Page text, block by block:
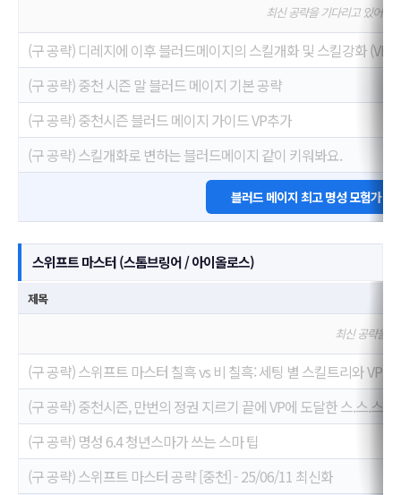
최신 공략을 기다리고 있어요
(구 공략) 디레지에 이후 블러드메이지의 스킬개화 및 스킬강화 (VP)
(구 공략) 중천 시즌 말 블러드 메이지 기본 공략
(구 공략) 중천시즌 블러드 메이지 가이드 VP추가
(구 공략) 스킬개화로 변하는 블러드메이지 같이 키워봐요.
블러드 메이지 최고 명성 모험가 보
스위프트 마스터 (스톰브링어 / 아이올로스)
제목
최신 공략을
(구 공략) 스위프트 마스터 칠흑 vs 비 칠흑: 세팅 별 스킬트리와 VP
(구 공략) 중천시즌, 만번의 정권 지르기 끝에 VP에 도달한 스.스.스.
(구 공략) 명성 6.4 청년스마가 쓰는 스마 팁
(구 공략) 스위프트 마스터 공략 [중천] - 25/06/11 최신화